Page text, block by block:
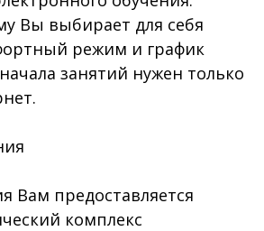
Вы выбирает для себя
режим и график
занятий нужен только
Вам предоставляется
комплекс